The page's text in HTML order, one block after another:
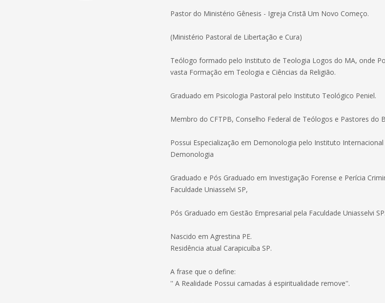
Pastor do Ministério Gênesis - Igreja Cristã Um Novo Começo.
(Ministério Pastoral de Libertação e Cura)
Teólogo formado pelo Instituto de Teologia Logos do MA, onde
vasta Formação em Teologia e Ciências da Religião.
Graduado em Psicologia Pastoral pelo Instituto Teológico Peniel.
Membro do CFTPB, Conselho Federal de Teólogos e Pastores do
Possui Especialização em Demonologia pelo Instituto Internacional
Demonologia
Graduado e Pós Graduado em Investigação Forense e Perícia
Faculdade Uniasselvi SP,
Pós Graduado em Gestão Empresarial pela Faculdade Uniasselvi SP.
Nascido em Agrestina PE.
Residência atual Carapicuíba SP.
A frase que o define:
'' A Realidade Possui camadas á espiritualidade remove''.